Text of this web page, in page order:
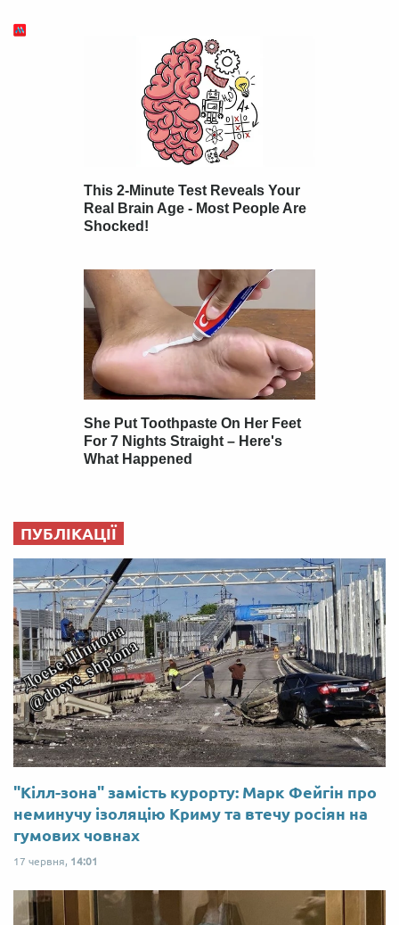
ПУБЛІКАЦІЇ
"Кілл-зона" замість курорту: Марк Фейгін про
неминучу ізоляцію Криму та втечу росіян на
гумових човнах
17 червня, 14:01